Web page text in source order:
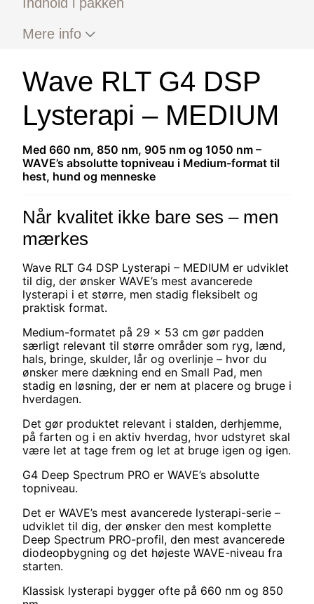
Mere info
Wave RLT G4 DSP
Lysterapi – MEDIUM
Med 660 nm, 850 nm, 905 nm og 1050 nm –
WAVE’s absolutte topniveau i Medium-format til
hest, hund og menneske
Når kvalitet ikke bare ses – men
mærkes
Wave RLT G4 DSP Lysterapi – MEDIUM er udviklet
til dig, der ønsker WAVE’s mest avancerede
lysterapi i et større, men stadig fleksibelt og
praktisk format.
Medium-formatet på 29 x 53 cm gør padden
særligt relevant til større områder som ryg, lænd,
hals, bringe, skulder, lår og overlinje – hvor du
ønsker mere dækning end en Small Pad, men
stadig en løsning, der er nem at placere og bruge i
hverdagen.
Det gør produktet relevant i stalden, derhjemme,
på farten og i en aktiv hverdag, hvor udstyret skal
være let at tage frem og let at bruge igen og igen.
G4 Deep Spectrum PRO er WAVE’s absolutte
topniveau.
Det er WAVE’s mest avancerede lysterapi-serie –
udviklet til dig, der ønsker den mest komplette
Deep Spectrum PRO-profil, den mest avancerede
diodeopbygning og det højeste WAVE-niveau fra
starten.
Klassisk lysterapi bygger ofte på 660 nm og 850